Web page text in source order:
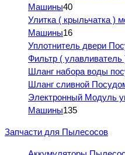
Машины40
Улитка ( крыльчатка )
Машины16
Уплотнитель двери
Фильтр (
Шланг набора воды
Шланг сливной
Электронный Модуль
Машины135
Запчасти для Пылесосов